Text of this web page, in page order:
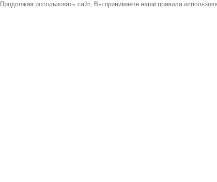
Продолжая использовать сайт, Вы принимаете наши правила